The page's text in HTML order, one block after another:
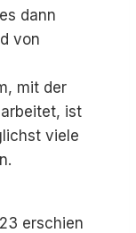
dann
von
mit der
ist
viele
erschien